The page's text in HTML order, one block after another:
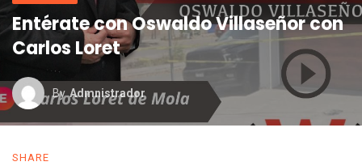
Entérate con Oswaldo Villaseñor con
Carlos Loret
By Admnistrador
SHARE